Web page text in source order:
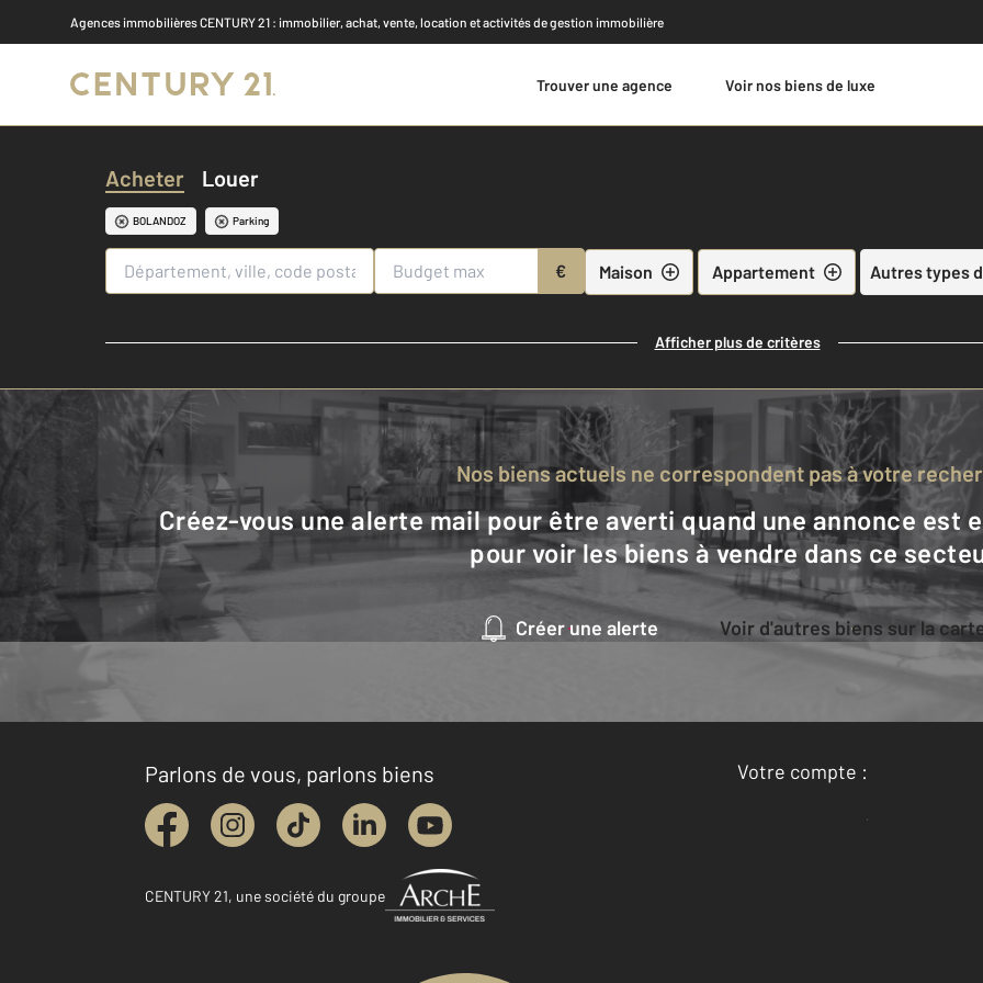
Agences immobilières CENTURY 21 : immobilier, achat, vente, location et activités de gestion immobilière
Trouver une agence Voir nos biens de luxe
Acheter Louer
BOLANDOZ Parking
€ Maison Appartement Autres types
Afficher plus de critères
Nos biens actuels ne correspondent pas à votre
Créez-vous une alerte mail pour être averti quand une annonce est en ligne et consultez la carte
pour voir les biens à vendre dans ce
Créer une alerte Voir d'autres biens sur la
Parlons de vous, parlons biens
CENTURY 21, une société du groupe
Votre compte :
Accéder à mon compte